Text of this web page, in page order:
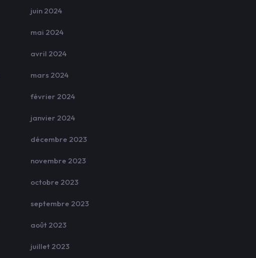
juin 2024
mai 2024
avril 2024
mars 2024
février 2024
janvier 2024
décembre 2023
novembre 2023
octobre 2023
septembre 2023
août 2023
juillet 2023